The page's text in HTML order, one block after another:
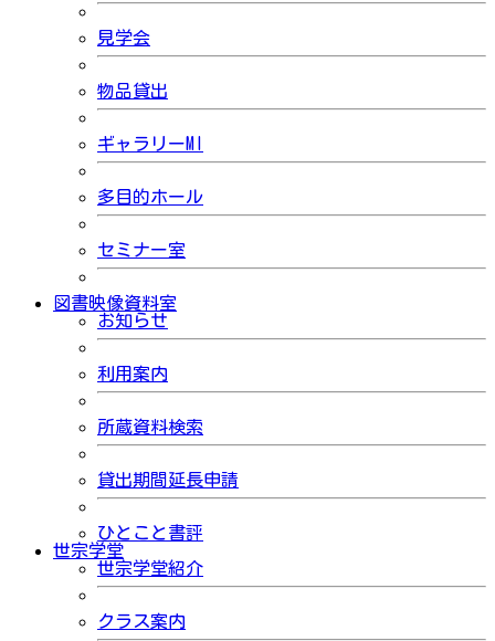
見学会
物品貸出
ギャラリーMI
多目的ホール
セミナー室
図書映像資料室
お知らせ
利用案内
所蔵資料検索
貸出期間延長申請
ひとこと書評
世宗学堂
世宗学堂紹介
クラス案内